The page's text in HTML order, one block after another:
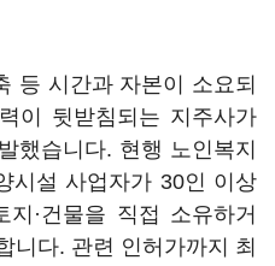
등 시간과 자본이 소요되
이 뒷받침되는 지주사가
했습니다. 현행 노인복지
시설 사업자가 30인 이상
·건물을 직접 소유하거
니다. 관련 인허가까지 최